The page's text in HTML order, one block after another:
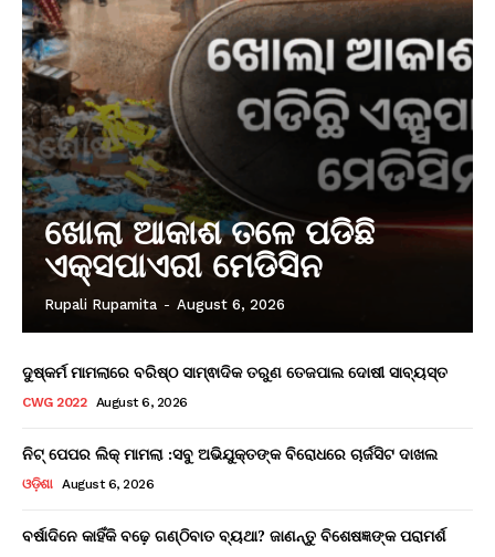
ଖୋଲା ଆକାଶ ତଳେ ପଡିଛି
ଏକ୍ସପାଏରୀ ମେଡିସିନ
Rupali Rupamita - August 6, 2026
ଦୁଷ୍କର୍ମ ମାମଲାରେ ବରିଷ୍ଠ ସାମ୍ଵାଦିକ ତରୁଣ ତେଜପାଲ ଦୋଷୀ ସାବ୍ୟସ୍ତ
CWG 2022 August 6, 2026
ନିଟ୍ ପେପର ଲିକ୍ ମାମଲା :ସବୁ ଅଭିଯୁକ୍ତଙ୍କ ବିରୋଧରେ ଚାର୍ଜସିଟ ଦାଖଲ
ଓଡ଼ିଶା August 6, 2026
ବର୍ଷାଦିନେ କାହିଁକି ବଢ଼େ ଗଣ୍ଠିବାତ ବ୍ୟଥା? ଜାଣନ୍ତୁ ବିଶେଷଜ୍ଞଙ୍କ ପରାମର୍ଶ